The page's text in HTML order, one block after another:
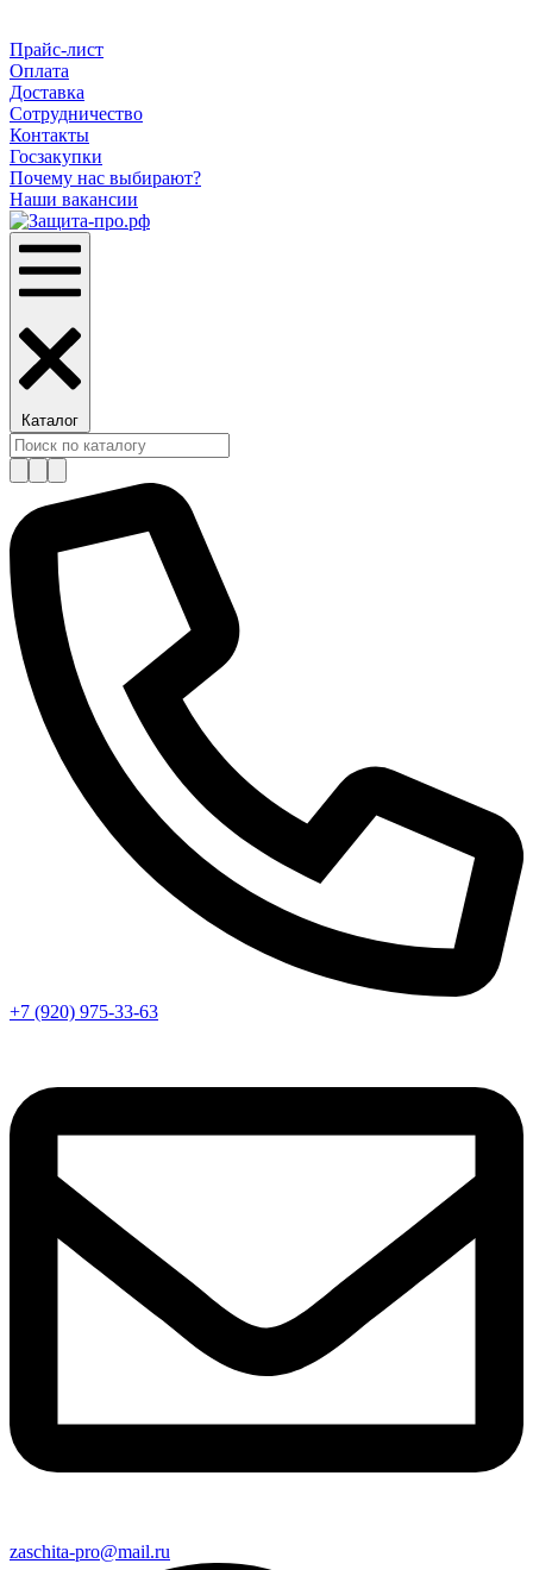
Прайс-лист
Оплата
Доставка
Сотрудничество
Контакты
Госзакупки
Почему нас выбирают?
Наши вакансии
Каталог
+7 (920) 975-33-63
zaschita-pro@mail.ru